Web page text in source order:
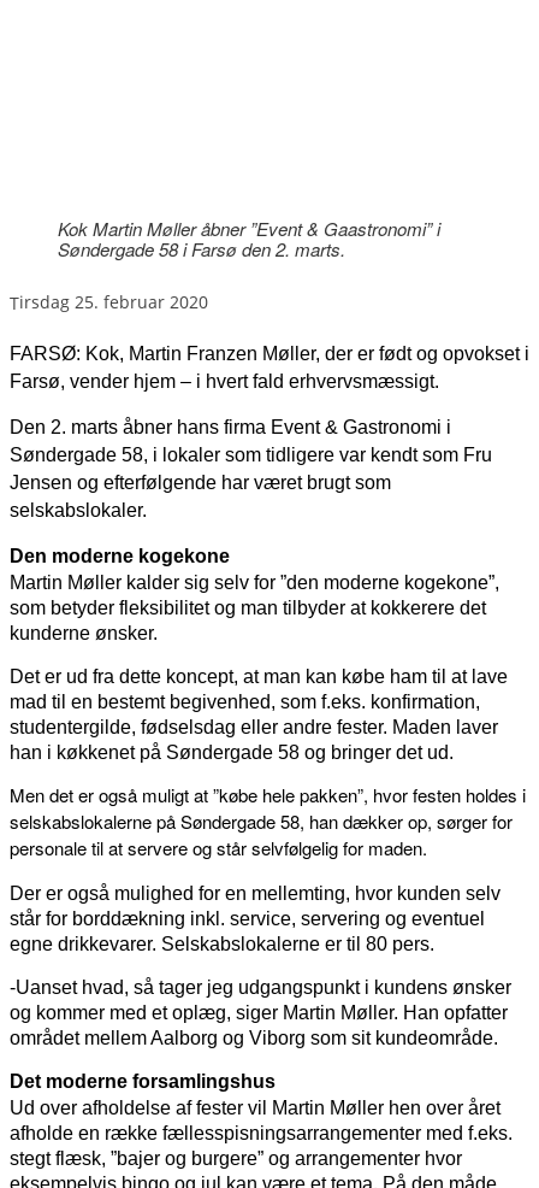
Kok Martin Møller åbner ”Event & Gaastronomi” i
Søndergade 58 i Farsø den 2. marts.
tirsdag 25. februar 2020
FARSØ: Kok, Martin Franzen Møller, der er født og opvokset i
Farsø, vender hjem – i hvert fald erhvervsmæssigt.
Den 2. marts åbner hans firma Event & Gastronomi i
Søndergade 58, i lokaler som tidligere var kendt som Fru
Jensen og efterfølgende har været brugt som
selskabslokaler.
Den moderne kogekone
Martin Møller kalder sig selv for ”den moderne kogekone”,
som betyder fleksibilitet og man tilbyder at kokkerere det
kunderne ønsker.
Det er ud fra dette koncept, at man kan købe ham til at lave
mad til en bestemt begivenhed, som f.eks. konfirmation,
studentergilde, fødselsdag eller andre fester. Maden laver
han i køkkenet på Søndergade 58 og bringer det ud.
Men det er også muligt at ”købe hele pakken”, hvor festen holdes i
selskabslokalerne på Søndergade 58, han dækker op, sørger for
personale til at servere og står selvfølgelig for maden.
Der er også mulighed for en mellemting, hvor kunden selv
står for borddækning inkl. service, servering og eventuel
egne drikkevarer. Selskabslokalerne er til 80 pers.
-Uanset hvad, så tager jeg udgangspunkt i kundens ønsker
og kommer med et oplæg, siger Martin Møller. Han opfatter
området mellem Aalborg og Viborg som sit kundeområde.
Det moderne forsamlingshus
Ud over afholdelse af fester vil Martin Møller hen over året
afholde en række fællesspisningsarrangementer med f.eks.
stegt flæsk, ”bajer og burgere” og arrangementer hvor
eksempelvis bingo og jul kan være et tema. På den måde